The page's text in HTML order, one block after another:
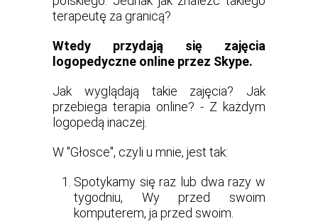
terapeutę za granicą?
Wtedy przydają się zajęcia
logopedyczne online przez Skype.
Jak wyglądają takie zajęcia? Jak
przebiega terapia online? - Z każdym
logopedą inaczej.
W "Głosce", czyli u mnie, jest tak:
Spotykamy się raz lub dwa razy w
tygodniu, Wy przed swoim
komputerem, ja przed swoim.